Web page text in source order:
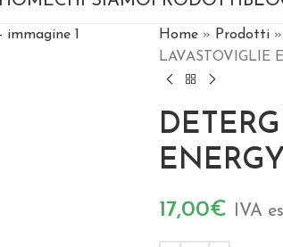
Home» Prodotti»
LAVASTOVIGLIE
17,00€ IVA